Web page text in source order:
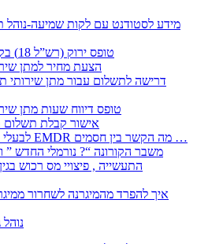
טופס ירוק (רש”ל 18) בקשה להוצאת רישיון נהיגה
2352 – הצעת מחיר למתן
2356 – טופס דיווח שעות מתן
2357 – אישור קבלת
– לבעלי עסקים ובעולם העבודה EMDR מה הקשר בין חסמים …
– משבר הקורונה “? נורמלי החדש ” ומהו ה 2021